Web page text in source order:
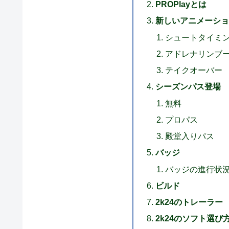
PROPlayとは
新しいアニメーシ
シュートタイミ
アドレナリンブ
テイクオーバー
シーズンパス登場
無料
プロパス
殿堂入りパス
バッジ
バッジの進行状況
ビルド
2k24のトレーラー
2k24のソフト選び